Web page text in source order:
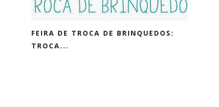
FEIRA DE TROCA DE BRINQUEDOS:
TROCA...